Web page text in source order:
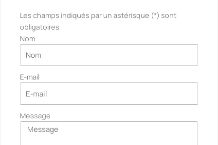
Les champs indiqués par un astérisque (*) sont
obligatoires
Nom
E-mail
Message